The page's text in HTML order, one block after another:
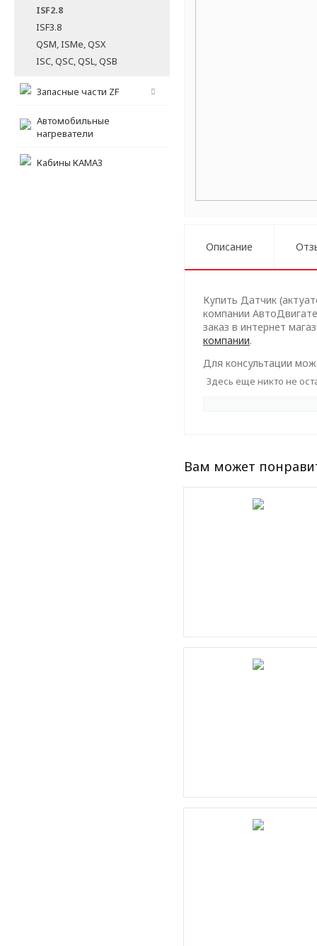
ISF2.8
ISF3.8
QSM, ISMe, QSX
ISC, QSC, QSL, QSB
Запасные части ZF
Автомобильные
нагреватели
Кабины КАМАЗ
Описание
Купить Датчик
компании
заказ в интернет
компании.
Для консультации
Здесь еще никто не
Вам может